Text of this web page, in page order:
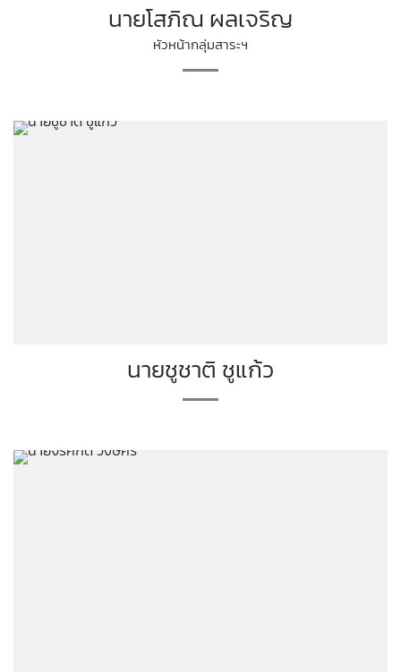
นายโสภิณ ผลเจริญ
หัวหน้ากลุ่มสาระฯ
นายชูชาติ ชูแก้ว